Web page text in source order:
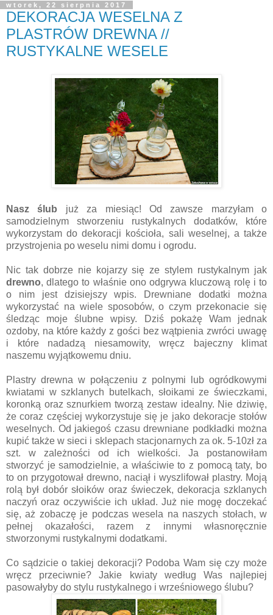
wtorek, 22 sierpnia 2017
DEKORACJA WESELNA Z
PLASTRÓW DREWNA //
RUSTYKALNE WESELE
Nasz ślub już za miesiąc! Od zawsze marzyłam o
samodzielnym stworzeniu rustykalnych dodatków, które
wykorzystam do dekoracji kościoła, sali weselnej, a także
przystrojenia po weselu nimi domu i ogrodu.
Nic tak dobrze nie kojarzy się ze stylem rustykalnym jak
drewno, dlatego to właśnie ono odgrywa kluczową rolę i to
o nim jest dzisiejszy wpis. Drewniane dodatki można
wykorzystać na wiele sposobów, o czym przekonacie się
śledząc moje ślubne wpisy. Dziś pokażę Wam jednak
ozdoby, na które każdy z gości bez wątpienia zwróci uwagę
i które nadadzą niesamowity, wręcz bajeczny klimat
naszemu wyjątkowemu dniu.
Plastry drewna w połączeniu z polnymi lub ogródkowymi
kwiatami w szklanych butelkach, słoikami ze świeczkami,
koronką oraz sznurkiem tworzą zestaw idealny. Nie dziwię,
że coraz częściej wykorzystuje się je jako dekoracje stołów
weselnych. Od jakiegoś czasu drewniane podkładki można
kupić także w sieci i sklepach stacjonarnych za ok. 5-10zł za
szt. w zależności od ich wielkości. Ja postanowiłam
stworzyć je samodzielnie, a właściwie to z pomocą taty, bo
to on przygotował drewno, naciął i wyszlifował plastry. Moją
rolą był dobór słoików oraz świeczek, dekoracja szklanych
naczyń oraz oczywiście ich układ. Już nie mogę doczekać
się, aż zobaczę je podczas wesela na naszych stołach, w
pełnej okazałości, razem z innymi własnoręcznie
stworzonymi rustykalnymi dodatkami.
Co sądzicie o takiej dekoracji? Podoba Wam się czy może
wręcz przeciwnie? Jakie kwiaty według Was najlepiej
pasowałyby do stylu rustykalnego i wrześniowego ślubu?